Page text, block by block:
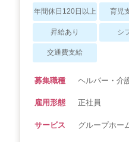
年間休日120日以上 育児
昇給あり シ
交通費支給
募集職種 ヘルパー・介
雇用形態 正社員
サービス グループホー